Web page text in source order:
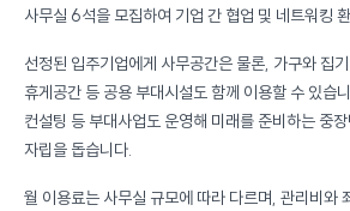
사무
선정된 입주기업에게 사무공간은 물론, 가구와 집기가 제
휴게공간 등 공용 부대시설도 함께 이용할 수 있습니다. 또한, 창업
컨설팅 등 부대사업도 운영해 미래를 준비하는 중장년 창업기업의 성장과
자립을 돕습니다.